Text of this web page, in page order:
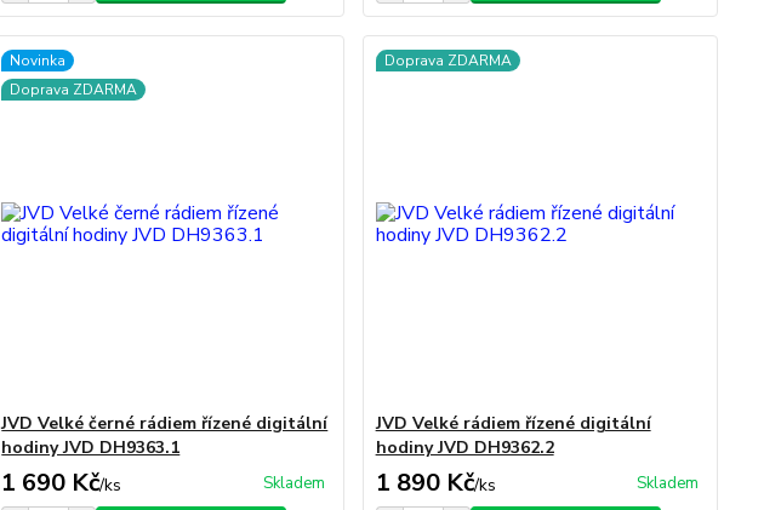
Novinka
Doprava ZDARMA
JVD Velké černé rádiem řízené digitální
hodiny JVD DH9363.1
1 690 Kč/ks Skladem
Doprava ZDARMA
JVD Velké rádiem řízené digitální
hodiny JVD DH9362.2
1 890 Kč/ks Skladem